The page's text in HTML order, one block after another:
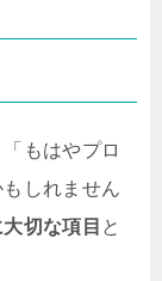
もはやプロ
しれません
切な項目 と